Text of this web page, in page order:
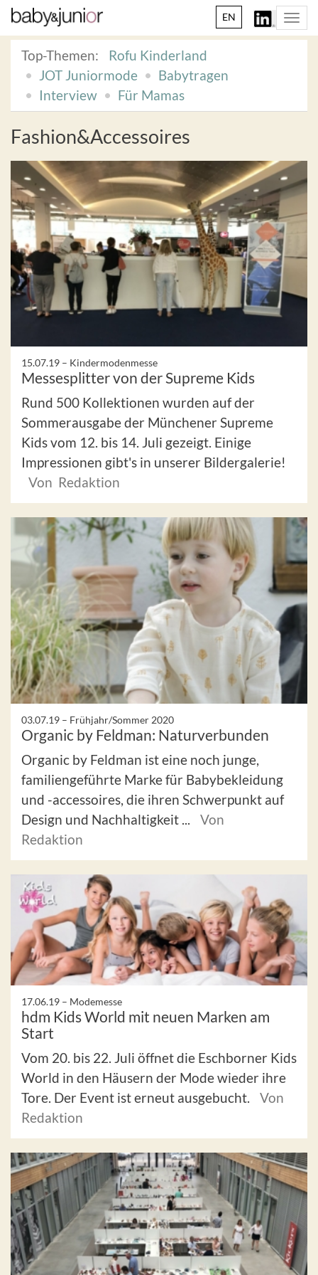
EN
Top-Themen:
Rofu Kinderland
JOT Juniormode
Babytragen
Interview
Für Mamas
Fashion&Accessoires
15.07.19 – Kindermodenmesse
Messesplitter von der Supreme Kids
Rund 500 Kollektionen wurden auf der
Sommerausgabe der Münchener Supreme
Kids vom 12. bis 14. Juli gezeigt. Einige
Impressionen gibt's in unserer Bildergalerie!
Von Redaktion
03.07.19 – Frühjahr/Sommer 2020
Organic by Feldman: Naturverbunden
Organic by Feldman ist eine noch junge,
familiengeführte Marke für Babybekleidung
und -accessoires, die ihren Schwerpunkt auf
Design und Nachhaltigkeit ...
Von
Redaktion
17.06.19 – Modemesse
hdm Kids World mit neuen Marken am
Start
Vom 20. bis 22. Juli öffnet die Eschborner Kids
World in den Häusern der Mode wieder ihre
Tore. Der Event ist erneut ausgebucht.
Von
Redaktion